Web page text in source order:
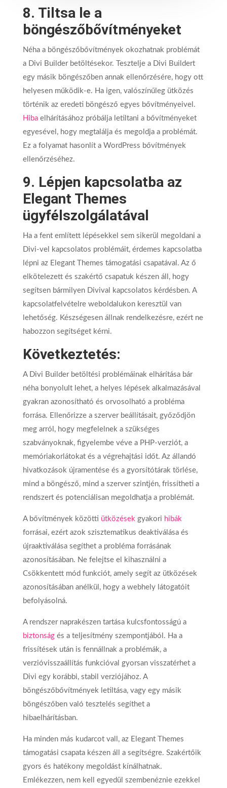
8. Tiltsa le a
böngészőbővítményeket
Néha a böngészőbővítmények okozhatnak problémát
a Divi Builder betöltésekor. Tesztelje a Divi Buildert
egy másik böngészőben annak ellenőrzésére, hogy ott
helyesen működik-e. Ha igen, valószínűleg ütközés
történik az eredeti böngésző egyes bővítményeivel.
Hibaelhárításához próbálja letiltani a bővítményeket
egyesével, hogy megtalálja és megoldja a problémát.
Ez a folyamat hasonlít a WordPress bővítmények
ellenőrzéséhez.
9. Lépjen kapcsolatba az
Elegant Themes
ügyfélszolgálatával
Ha a fent említett lépésekkel sem sikerül megoldani a
Divi-vel kapcsolatos problémáit, érdemes kapcsolatba
lépni az Elegant Themes támogatási csapatával. Az ő
elkötelezett és szakértő csapatuk készen áll, hogy
segítsen bármilyen Divival kapcsolatos kérdésben. A
kapcsolatfelvételre weboldalukon keresztül van
lehetőség. Készségesen állnak rendelkezésre, ezért ne
habozzon segítséget kérni.
Következtetés:
A Divi Builder betöltési problémáinak elhárítása bár
néha bonyolult lehet, a helyes lépések alkalmazásával
gyakran azonosítható és orvosolható a probléma
forrása. Ellenőrizze a szerver beállításait, győződjön
meg arról, hogy megfelelnek a szükséges
szabványoknak, figyelembe véve a PHP-verziót, a
memóriakorlátokat és a végrehajtási időt. Az állandó
hivatkozások újramentése és a gyorsítótárak törlése,
mind a böngésző, mind a szerver szintjén, frissítheti a
rendszert és potenciálisan megoldhatja a problémát.
A bővítmények közötti ütközések gyakori hibák
forrásai, ezért azok szisztematikus deaktiválása és
újraaktiválása segíthet a probléma forrásának
azonosításában. Ne felejtse el kihasználni a
Csökkentett mód funkciót, amely segít az ütközések
azonosításában anélkül, hogy a webhely látogatóit
befolyásolná.
A rendszer naprakészen tartása kulcsfontosságú a
biztonságés a teljesítmény szempontjából. Ha a
frissítések után is fennállnak a problémák, a
verzióvisszaállítás funkcióval gyorsan visszatérhet a
Divi egy korábbi, stabil verziójához. A
böngészőbővítmények letiltása, vagy egy másik
böngészőben való tesztelés segíthet a
hibaelhárításban.
Ha minden más kudarcot vall, az Elegant Themes
támogatási csapata készen áll a segítségre. Szakértőik
gyors és hatékony megoldást kínálhatnak.
Emlékezzen, nem kell egyedül szembenéznie ezekkel